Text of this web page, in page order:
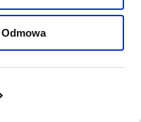
Odmowa